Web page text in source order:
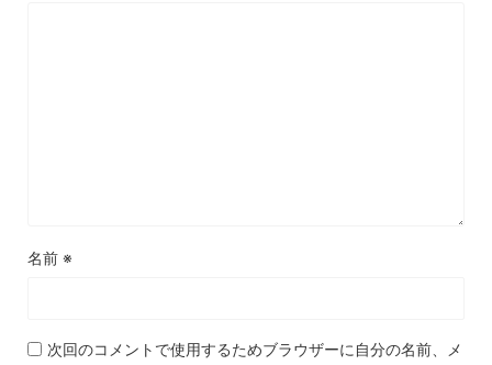
名前 ※
次回のコメントで使用するためブラウザーに自分の名前、メ